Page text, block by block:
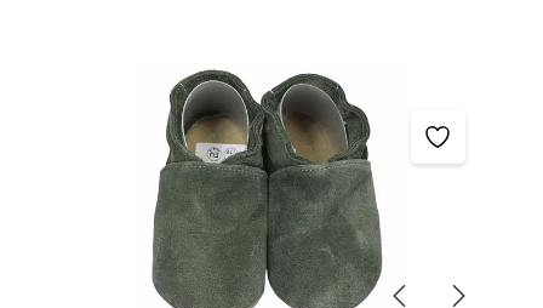
Bildergalerie überspringen